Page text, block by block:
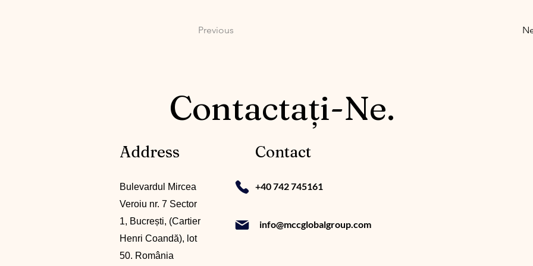
Previous
Contactați-Ne.
Address
Bulevardul Mircea
Veroiu nr. 7 Sector
1, Bucrești, (Cartier
Henri Coandă), lot
50. România
Contact
+40 742 745161
info@mccglobalgroup.com